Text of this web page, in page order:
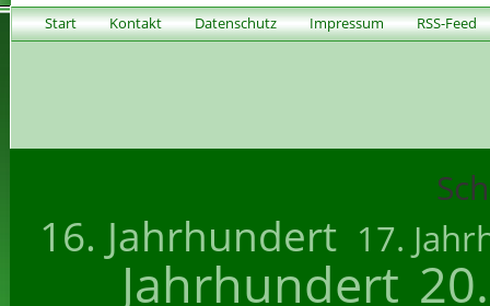
Start Kontakt Datenschutz Impressum RSS-Feed
16. Jahrhundert 17.
Jahrhundert